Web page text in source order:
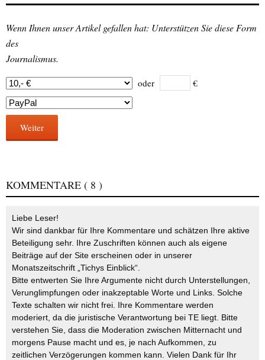
Wenn Ihnen unser Artikel gefallen hat: Unterstützen Sie diese Form
des
Journalismus.
oder €
Weiter
KOMMENTARE ( 8 )
Liebe Leser!
Wir sind dankbar für Ihre Kommentare und schätzen Ihre aktive
Beteiligung sehr. Ihre Zuschriften können auch als eigene
Beiträge auf der Site erscheinen oder in unserer
Monatszeitschrift „Tichys Einblick“.
Bitte entwerten Sie Ihre Argumente nicht durch Unterstellungen,
Verunglimpfungen oder inakzeptable Worte und Links. Solche
Texte schalten wir nicht frei. Ihre Kommentare werden
moderiert, da die juristische Verantwortung bei TE liegt. Bitte
verstehen Sie, dass die Moderation zwischen Mitternacht und
morgens Pause macht und es, je nach Aufkommen, zu
zeitlichen Verzögerungen kommen kann. Vielen Dank für Ihr